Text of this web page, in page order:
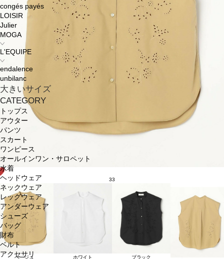
congés payés
LOISIR
Julier
MOGA
L'EQUIPE
endalence
unbilanc
大きいサイズ
CATEGORY
トップス
アウター
パンツ
スカート
ワンピース
オールインワン・サロペット
水着
ヘッドウェア
ネックウェア
レッグウェア
アンダーウェア
シューズ
バッグ
財布
ベルト
アクセサリ
33
ベージュ ホワイト ブラック